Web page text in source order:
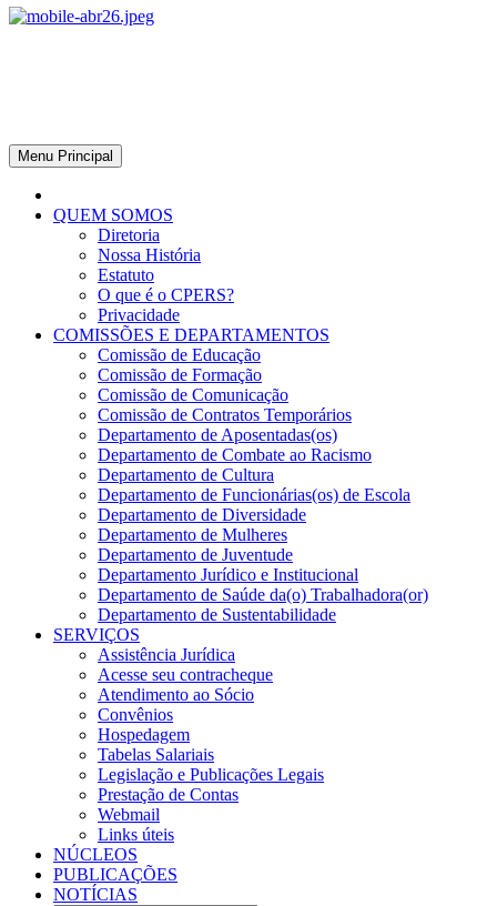
Menu Principal
QUEM SOMOS
Diretoria
Nossa História
Estatuto
O que é o CPERS?
Privacidade
COMISSÕES E DEPARTAMENTOS
Comissão de Educação
Comissão de Formação
Comissão de Comunicação
Comissão de Contratos Temporários
Departamento de Aposentadas(os)
Departamento de Combate ao Racismo
Departamento de Cultura
Departamento de Funcionárias(os) de Escola
Departamento de Diversidade
Departamento de Mulheres
Departamento de Juventude
Departamento Jurídico e Institucional
Departamento de Saúde da(o) Trabalhadora(or)
Departamento de Sustentabilidade
SERVIÇOS
Assistência Jurídica
Acesse seu contracheque
Atendimento ao Sócio
Convênios
Hospedagem
Tabelas Salariais
Legislação e Publicações Legais
Prestação de Contas
Webmail
Links úteis
NÚCLEOS
PUBLICAÇÕES
NOTÍCIAS